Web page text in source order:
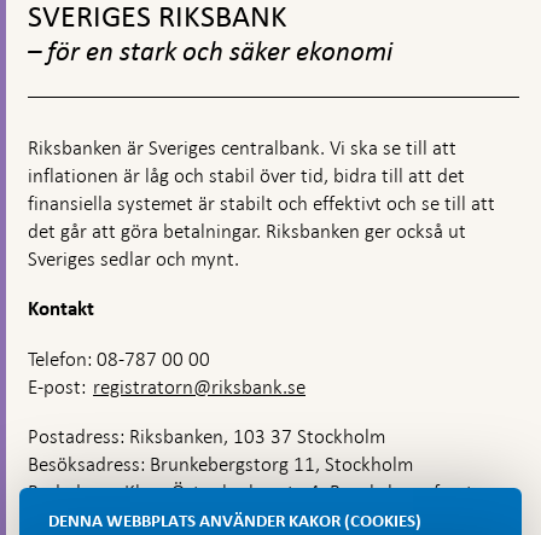
kronor
toppnavigation
SVERIGES RIKSBANK
– för en stark och säker ekonomi
Riksbanken är Sveriges centralbank. Vi ska se till att
inflationen är låg och stabil över tid, bidra till att det
finansiella systemet är stabilt och effektivt och se till att
det går att göra betalningar. Riksbanken ger också ut
Sveriges sedlar och mynt.
Kontakt
Telefon: 08-787 00 00
E-post: registratorn@riksbank.se
Postadress: Riksbanken, 103 37 Stockholm
Besöksadress: Brunkebergstorg 11, Stockholm
Budadress: Klara Östra kyrkogata 4, Brunkebergsfaret,
Lastplats 6
DENNA WEBBPLATS ANVÄNDER KAKOR (COOKIES)